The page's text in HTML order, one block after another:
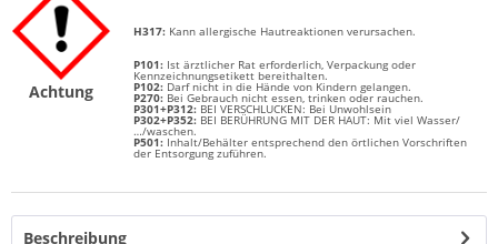
Achtung
H317: Kann allergische Hautreaktionen verursachen.
P101: Ist ärztlicher Rat erforderlich, Verpackung oder
Kennzeichnungsetikett bereithalten.
P102: Darf nicht in die Hände von Kindern gelangen.
P270: Bei Gebrauch nicht essen, trinken oder rauchen.
P301+P312: BEI VERSCHLUCKEN: Bei Unwohlsein
P302+P352: BEI BERÜHRUNG MIT DER HAUT: Mit viel Wasser/
…/waschen.
P501: Inhalt/Behälter entsprechend den örtlichen Vorschriften
der Entsorgung zuführen.
Beschreibung